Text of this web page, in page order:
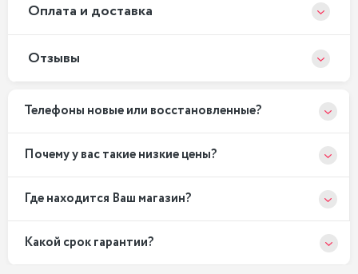
Оплата и доставка
Отзывы
Телефоны новые или восстановленные?
Почему у вас такие низкие цены?
Где находится Ваш магазин?
Какой срок гарантии?